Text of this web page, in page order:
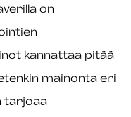
on
kannattaa pitää
mainonta eri
tarjoaa